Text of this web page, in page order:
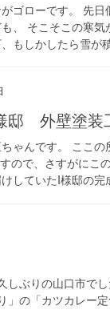
ゴローです。 先
、 そこそこの寒
もしかしたら雪
外壁塗装
ゃんです。 ここ
ので、さすがにこ
していたI様邸の
しぶりの山口市で
」の「カツカレー